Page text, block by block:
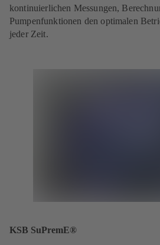
kontinuierlichen Messungen,
Pumpenfunktionen den optimalen
jeder Zeit.
KSB SuPremE®